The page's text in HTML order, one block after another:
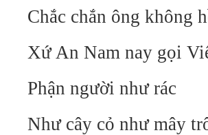
Chắc chắn ông không
Xứ An Nam nay gọi
Phận người như rác
Như cây cỏ như mây